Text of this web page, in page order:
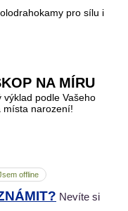
pro sílu i
NA MÍRU
výklad podle Vašeho
místa narození!
offline
Nevíte si